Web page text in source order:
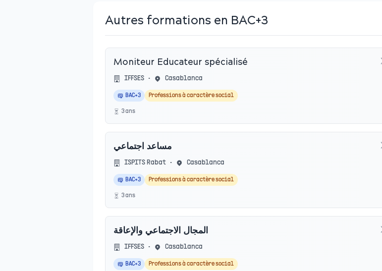
Autres formations en BAC+3
Moniteur Educateur spécialisé
IFFSES • Casablanca
BAC+3 Professions à caractère social
3ans
مساعد اجتماعي
ISPITS Rabat • Casablanca
BAC+3 Professions à caractère social
3ans
المجال الاجتماعي والإعاقة
IFFSES • Casablanca
BAC+3 Professions à caractère social